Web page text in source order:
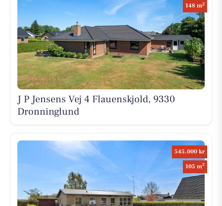
148 m2
J P Jensens Vej 4 Flauenskjold, 9330
Dronninglund
545.000 kr
105 m2